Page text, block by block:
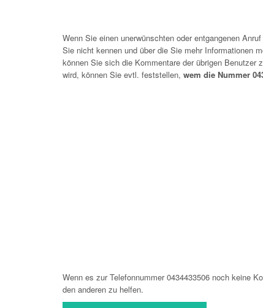
Wenn Sie einen unerwünschten oder entgangenen
Sie nicht kennen und über die Sie mehr Informationen
können Sie sich die Kommentare der übrigen Benutzer
wird, können Sie evtl. feststellen, wem die Nummer
Wenn es zur Telefonnummer 0434433506 noch keine
den anderen zu helfen.